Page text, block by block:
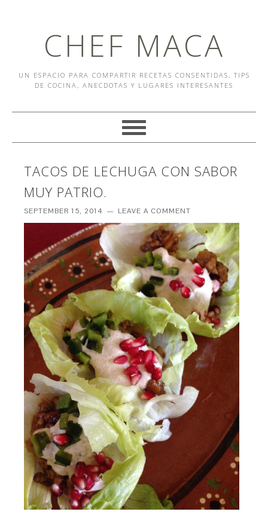
CHEF MACA
UN ESPACIO PARA COMPARTIR RECETAS CONSENTIDAS, TIPS
DE COCINA, ANECDOTAS Y LUGARES INTERESANTES
TACOS DE LECHUGA CON SABOR
MUY PATRIO.
SEPTEMBER 15, 2014 LEAVE A COMMENT